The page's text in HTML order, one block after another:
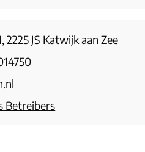
2225 JS Katwijk aan Zee
Betreibers